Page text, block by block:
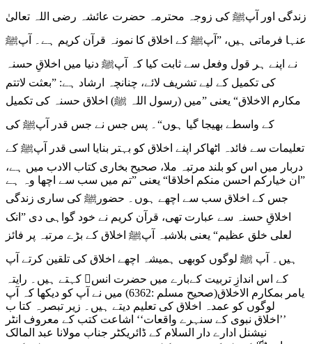
زندگی اور آپﷺ کی زوجہ محترمہ حضرت عائشہ رضی اللہ تعالیٰ
عنہا فرماتی ہیں، ”آپﷺ کے اخلاق کا نمونہ قرآن کریم ہے۔ آپﷺ
نے اپنے ہر قول وفعل سے ثابت کیا کہ آپﷺ دنیا میں اخلاقِ حسنہ
کی تکمیل کے لیے تشریف لائے، چنانچہ ارشاد ہے: ”بعثت لاتتم
مکارم الاخلاق“ یعنی ”میں (رسول اللہ ﷺ) اخلاق حسنہ کی تکمیل
کے واسطے بھیجا گیا ہوں“۔ پس جس نے جس قدر آپﷺ کی
تعلیمات سے فائدہ اٹھاکر اپنے اخلاق کو بہتر بنایا اسی قدر آپﷺ کے
دربار میں اس کو بلند مرتبہ ملا، صحیح بخاری کتاب الادب میں ہے،
”ان خیارکم احسن منکم اخلاقا“ یعنی ”تم میں سب سے اچھا وہ ہے
جس کے اخلاق سب سے اچھے ہوں۔ حضورﷺ کی ساری زندگی
اخلاقِ حسنہ سے عبارت تھی، قرآن کریم نے خود گواہی دی ”انک
لعلی خلق عظیم“ یعنی بلاشبہ آپﷺ اخلاق کے بڑے مرتبہ پر فائز
ہیں۔ آپ ﷺ لوگوں کوبھی ہمیشہ اچھے اخلاق کی تلقین کرتے آپ
کے اس اندازِ تربیت کےبارے میں حضرت انس﷜ کہتے ہیں۔ رایتہ
یامر بمکارم الاخلاق(صحیح مسلم :6362) میں نے آپ کو دیکھا کہ آپ
لوگوں کو عمدہ اخلاق کی تعلیم دیتے ہیں۔ زیر تبصرہ کتا ب
’’اخلاق نبوی کے سنہرے واقعات‘‘ اشاعت کتب کے معروف انٹر
نیشنل ادارے دار السلام کے ڈائریکٹر جناب مولانا عبد المالک